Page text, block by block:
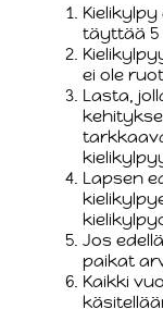
täyttää 5
ei ole
Lasta,
Lapsen
Jos
paikat
Kaikki